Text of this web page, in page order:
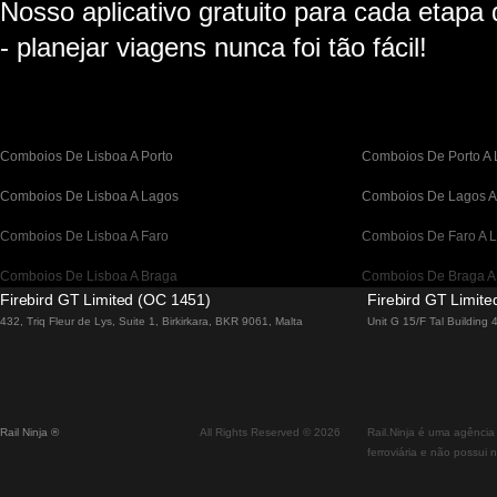
Nosso aplicativo gratuito para cada etapa
- planejar viagens nunca foi tão fácil!
Comboios De Lisboa A Porto Comboios De Porto A
Comboios De Lisboa A Lagos Comboios De Lagos
Comboios De Lisboa A Faro Comboios De Faro A
Comboios De Lisboa A Braga Comboios De Braga
Comboios De Barcelona A Madrid Comboios De Madrid
Comboios De Madrid A Sevilha Comboios De Sevilha
Firebird GT Limited (OC 1451)
432, Triq Fleur de Lys, Suite 1, Birkirkara, BKR 9061, Malta
Firebird GT
Unit G 15/F Tal Building
Rail Ninja ® All Rights Reserved © 2026
Rail.Ninja é uma
ferroviária e não possui